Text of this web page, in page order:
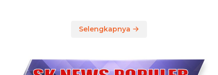
Selengkapnya